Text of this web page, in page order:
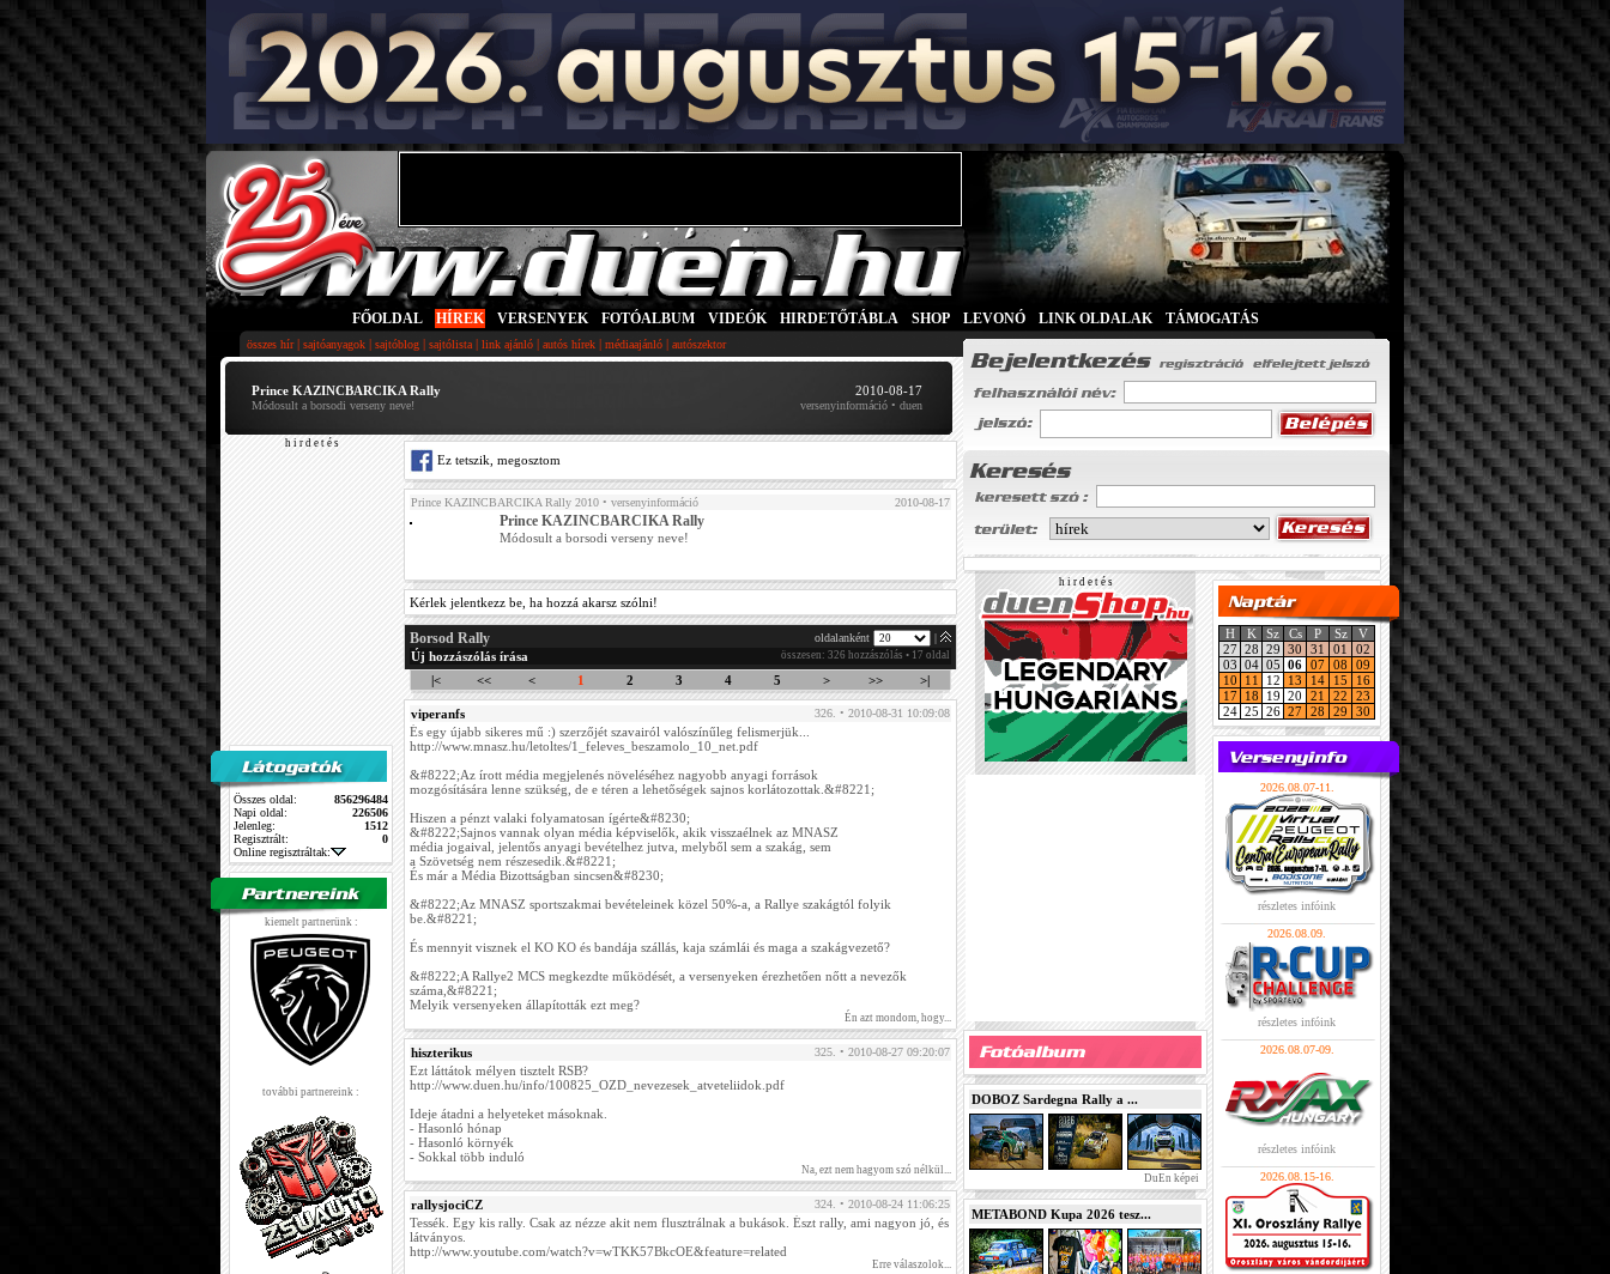
FŐOLDAL HÍREK VERSENYEK FOTÓALBUM VIDEÓK HIRDETŐTÁBLA SHOP LEVONÓ LINK OLDALAK TÁMOGATÁS
összes hír| sajtóanyagok | sajtóblog | sajtólista | link ajánló | autós hírek | médiaajánló | autószektor
Prince KAZINCBARCIKA Rally
Módosult a borsodi verseny neve!
2010-08-17
versenyinformáció • duen
h i r d e t é s
Összes oldal:
856296484
Napi oldal:
226506
Jelenleg:
1512
Regisztrált:
0
Online regisztráltak:
kiemelt partnerünk :
további partnereink :
Ez tetszik, megosztom
Prince KAZINCBARCIKA Rally 2010 • versenyinformáció 2010-08-17
Prince KAZINCBARCIKA Rally
Módosult a borsodi verseny neve!
Kérlek jelentkezz be, ha hozzá akarsz szólni!
Borsod Rally oldalanként
Új hozzászólás írása összesen: 326 hozzászólás • 17 oldal
|< << < 1 2 3 4 5 > >> >|
viperanfs 326. • 2010-08-31 10:09:08
És egy újabb sikeres mű :) szerzőjét szavairól valószínűleg felismerjük...
http://www.mnasz.hu/letoltes/1_feleves_beszamolo_10_net.pdf
&#8222;Az írott média megjelenés növeléséhez nagyobb anyagi források
mozgósítására lenne szükség, de e téren a lehetőségek sajnos korlátozottak.&#8221;
Hiszen a pénzt valaki folyamatosan ígérte&#8230;
&#8222;Sajnos vannak olyan média képviselők, akik visszaélnek az MNASZ
média jogaival, jelentős anyagi bevételhez jutva, melyből sem a szakág, sem
a Szövetség nem részesedik.&#8221;
És már a Média Bizottságban sincsen&#8230;
&#8222;Az MNASZ sportszakmai bevételeinek közel 50%-a, a Rallye szakágtól folyik
be.&#8221;
És mennyit visznek el KO KO és bandája szállás, kaja számlái és maga a szakágvezető?
&#8222;A Rallye2 MCS megkezdte működését, a versenyeken érezhetően nőtt a nevezők
száma,&#8221;
Melyik versenyeken állapították ezt meg?
Én azt mondom, hogy...
hiszterikus 325. • 2010-08-27 09:20:07
Ezt láttátok mélyen tisztelt RSB?
http://www.duen.hu/info/100825_OZD_nevezesek_atveteliidok.pdf
Ideje átadni a helyeteket másoknak.
- Hasonló hónap
- Hasonló környék
- Sokkal több induló
Na, ezt nem hagyom szó nélkül...
rallysjociCZ 324. • 2010-08-24 11:06:25
Tessék. Egy kis rally. Csak az nézze akit nem flusztrálnak a bukások. Észt rally, ami nagyon jó, és
látványos.
http://www.youtube.com/watch?v=wTKK57BkcOE&feature=related
Erre válaszolok...
h i r d e t é s
DOBOZ Sardegna Rally a ...
DuEn képei
METABOND Kupa 2026 tesz...
H K Sz Cs P Sz
V
27 28 29 30 31 01
02
03 04 05 06 07 08
09
10
11 12 13 14 15
16
17
18 19 20 21 22
23
24 25 26 27 28 29 30
2026.08.07-11.
részletes infóink
2026.08.09.
részletes infóink
2026.08.07-09.
részletes infóink
2026.08.15-16.